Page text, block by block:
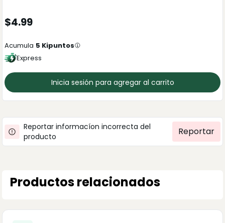
$4.99
Acumula 5 Kipuntos
Express
Inicia sesión para agregar al carrito
Reportar informacíon incorrecta del
producto
Reportar
Productos relacionados